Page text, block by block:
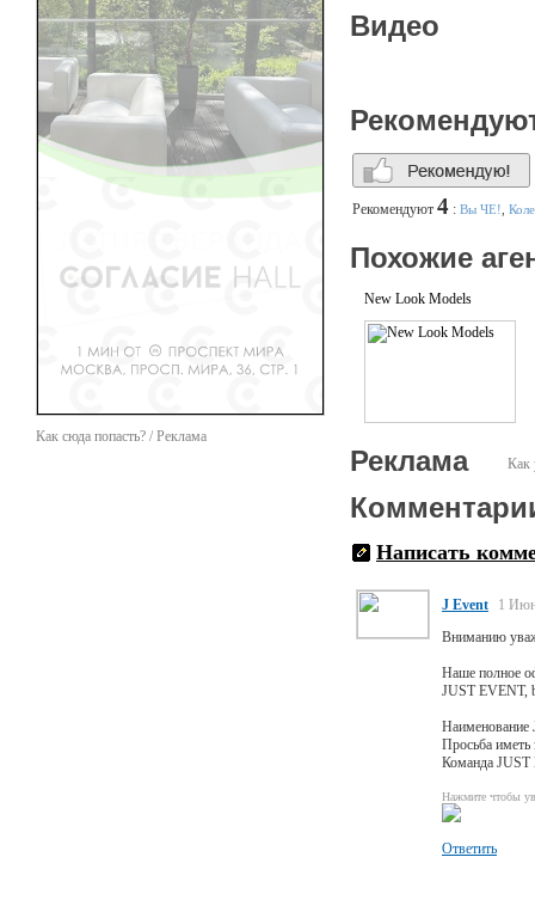
Как сюда попасть? / Реклама
руководства Компании,
Эксклюзивные
приключенческие) с
Личные события:
- реализуются согласно
Видео
Рекомендуют 4 : Вы ЧЕ!
Похожие
New Look Models
Как
Реклама
Написать
J Event
1
Вниманию
Наше полное
JUST EVENT,
Наименование
Просьба
Команда JUST
Нажмите чтобы
Ответить